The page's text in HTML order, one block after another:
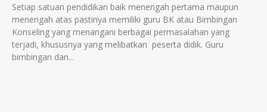
Setiap satuan pendidikan baik menengah pertama maupun
menengah atas pastinya memiliki guru BK atau Bimbingan
Konseling yang menangani berbagai permasalahan yang
terjadi, khususnya yang melibatkan peserta didik. Guru
bimbingan dan...